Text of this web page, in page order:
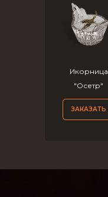
Икорница
"Осетр"
ЗАКАЗАТЬ